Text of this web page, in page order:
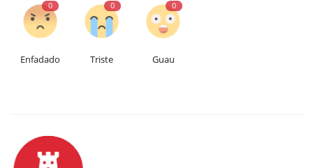
0
Enfadado
0
Triste
0
Guau